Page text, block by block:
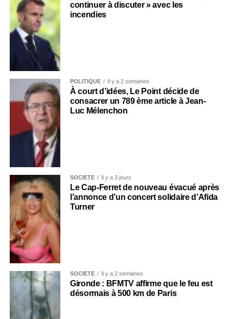
continuer à discuter » avec les
incendies
POLITIQUE Il y a 2 semaines
À court d’idées, Le Point décide de
consacrer un 789 ème article à Jean-
Luc Mélenchon
SOCIÉTÉ Il y a 3 jours
Le Cap-Ferret de nouveau évacué après
l’annonce d’un concert solidaire d’Afida
Turner
SOCIÉTÉ Il y a 2 semaines
Gironde : BFMTV affirme que le feu est
désormais à 500 km de Paris